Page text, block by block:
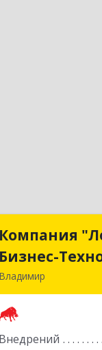
Компания
Бизнес-
Владимир
Внедрений
г, Чайковского